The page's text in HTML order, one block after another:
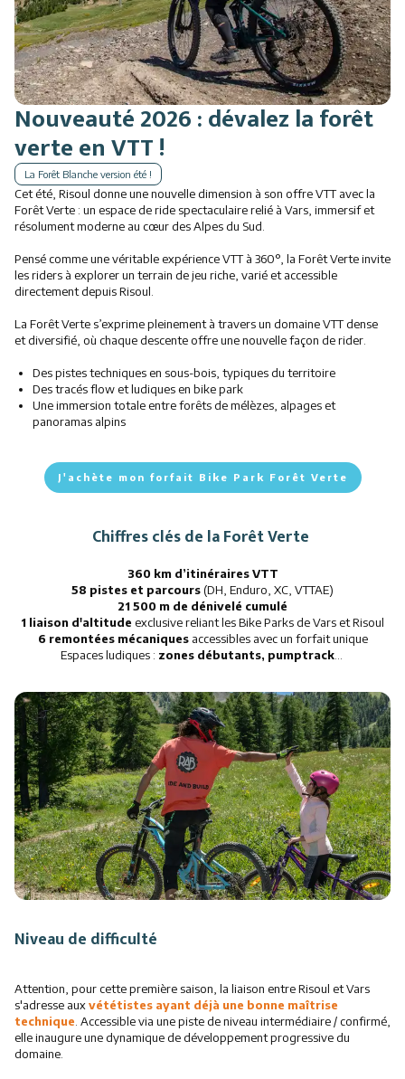
Nouveauté 2026 : dévalez la forêt
verte en VTT !
La Forêt Blanche version été !
Cet été, Risoul donne une nouvelle dimension à son offre VTT avec la
Forêt Verte : un espace de ride spectaculaire relié à Vars, immersif et
résolument moderne au cœur des Alpes du Sud.
Pensé comme une véritable expérience VTT à 360°, la Forêt Verte invite
les riders à explorer un terrain de jeu riche, varié et accessible
directement depuis Risoul.
La Forêt Verte s’exprime pleinement à travers un domaine VTT dense
et diversifié, où chaque descente offre une nouvelle façon de rider.
Des pistes techniques en sous-bois, typiques du territoire
Des tracés flow et ludiques en bike park
Une immersion totale entre forêts de mélèzes, alpages et
panoramas alpins
J'achète mon forfait Bike Park Forêt Verte
Chiffres clés de la Forêt Verte
360 km d’itinéraires VTT
58 pistes et parcours(DH, Enduro, XC, VTTAE)
21 500 m de dénivelé cumulé
1 liaison d'altitude exclusive reliant les Bike Parks de Vars et Risoul
6 remontées mécaniquesaccessibles avec un forfait unique
Espaces ludiques : zones débutants, pumptrack…
Niveau de difficulté
Attention, pour cette première saison, la liaison entre Risoul et Vars
s'adresse auxvététistes ayant déjà une bonne maîtrise
technique . Accessible via une piste de niveau intermédiaire / confirmé,
elle inaugure une dynamique de développement progressive du
domaine.